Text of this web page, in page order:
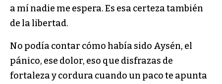
a mí nadie me espera. Es esa certeza también
de la libertad.
No podía contar cómo había sido Aysén, el
pánico, ese dolor, eso que disfrazas de
fortaleza y cordura cuando un paco te apunta